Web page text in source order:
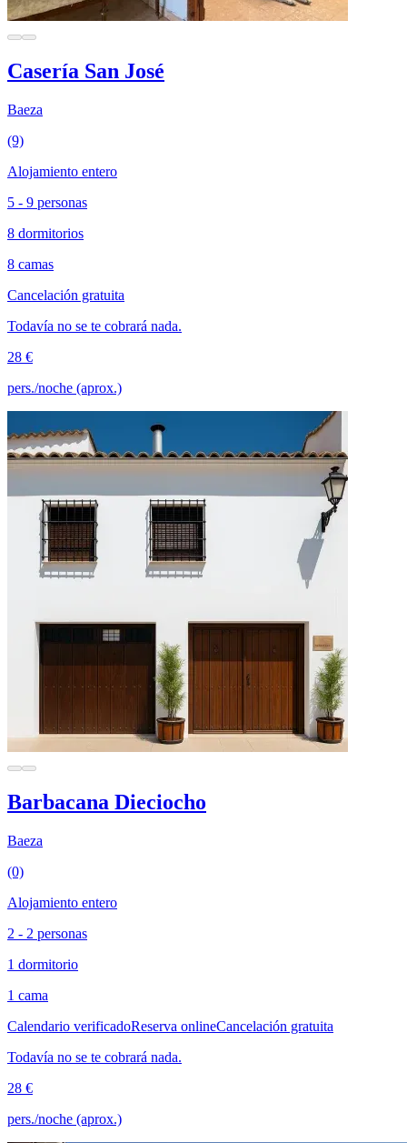
Casería San José
Baeza
(9)
Alojamiento entero
5 - 9 personas
8 dormitorios
8 camas
Cancelación gratuita
Todavía no se te cobrará nada.
28 €
pers./noche (aprox.)
Barbacana Dieciocho
Baeza
(0)
Alojamiento entero
2 - 2 personas
1 dormitorio
1 cama
Calendario verificadoReserva onlineCancelación gratuita
Todavía no se te cobrará nada.
28 €
pers./noche (aprox.)